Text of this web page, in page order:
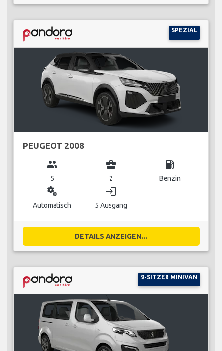
SPEZIAL
PEUGEOT 2008
group
5
business_center
2
local_gas_station
Benzin
miscellaneous_services
Automatisch
login
5 Ausgang
DETAILS ANZEIGEN...
9-SITZER MINIVAN